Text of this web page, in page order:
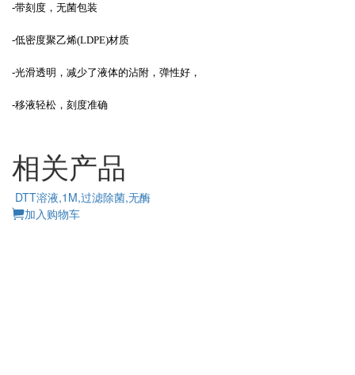
-带刻度，无菌包装
-低密度聚乙烯(LDPE)材质
-光滑透明，减少了液体的沾附，弹性好，
-移液轻松，刻度准确
相关产品
DTT溶液,1M,过滤除菌,无酶
加入购物车